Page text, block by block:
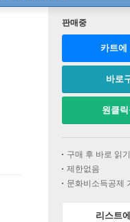
판매중
카트에
바로
원클릭
구매 후 바로 읽기
제한없음
문화비소득공제
리스트